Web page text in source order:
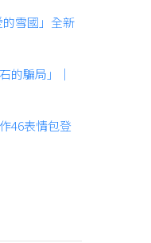
雪國」全新
騙局」｜
46表情包登